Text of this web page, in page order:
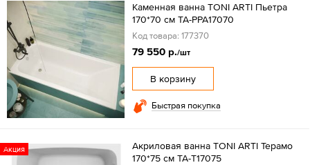
Каменная ванна TONI ARTI Пьетра
170*70 см TA-PPA17070
Код товара: 177370
79 550 р./шт
В корзину
Быстрая покупка
Акция
Акриловая ванна TONI ARTI Терамо
170*75 см TA-T17075